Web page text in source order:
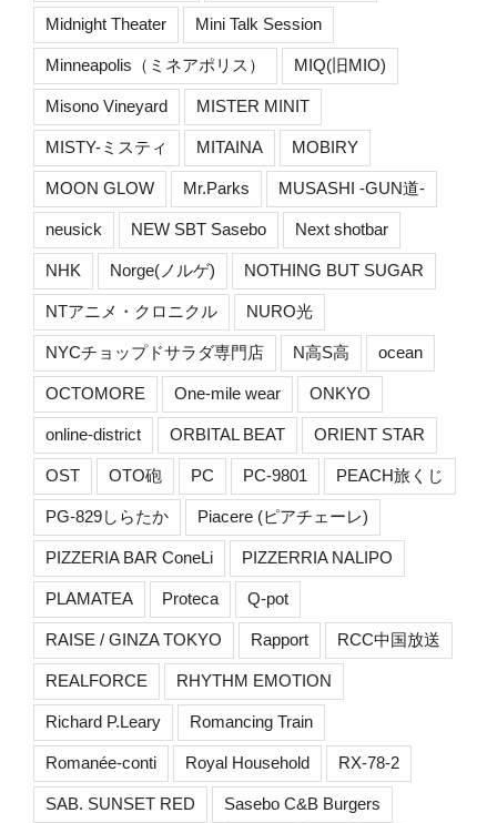
Midnight Theater Mini Talk Session
Minneapolis（ミネアポリス） MIQ(旧MIO)
Misono Vineyard MISTER MINIT
MISTY-ミスティ MITAINA MOBIRY
MOON GLOW Mr.Parks MUSASHI -GUN道-
neusick NEW SBT Sasebo Next shotbar
NHK Norge(ノルゲ) NOTHING BUT SUGAR
NTアニメ・クロニクル NURO光
NYCチョップドサラダ専門店 N高S高 ocean
OCTOMORE One-mile wear ONKYO
online-district ORBITAL BEAT ORIENT STAR
OST OTO砲 PC PC-9801 PEACH旅くじ
PG-829しらたか Piacere (ピアチェーレ)
PIZZERIA BAR ConeLi PIZZERRIA NALIPO
PLAMATEA Proteca Q-pot
RAISE / GINZA TOKYO Rapport RCC中国放送
REALFORCE RHYTHM EMOTION
Richard P.Leary Romancing Train
Romanée-conti Royal Household RX-78-2
SAB. SUNSET RED Sasebo C&B Burgers